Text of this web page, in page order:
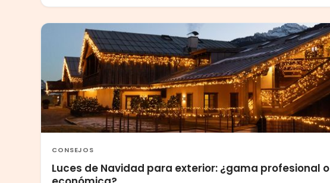
CONSEJOS
Luces de Navidad para exterior: ¿gama profesional o